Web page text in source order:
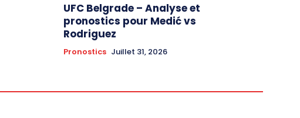
UFC Belgrade – Analyse et
pronostics pour Medić vs
Rodriguez
Pronostics Juillet 31, 2026